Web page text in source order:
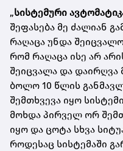
„სისტემური
შეფასება მე ძალიან
რაღაცა უნდა
რომ რაღაცა ისე არ
შეიცვალა და დაირღვა
ბოლო 10 წლის
შემთხვევა იყო
მოხდა პირველ ორ
იყო და ცოტა სხვა
როდესაც სისტემაში